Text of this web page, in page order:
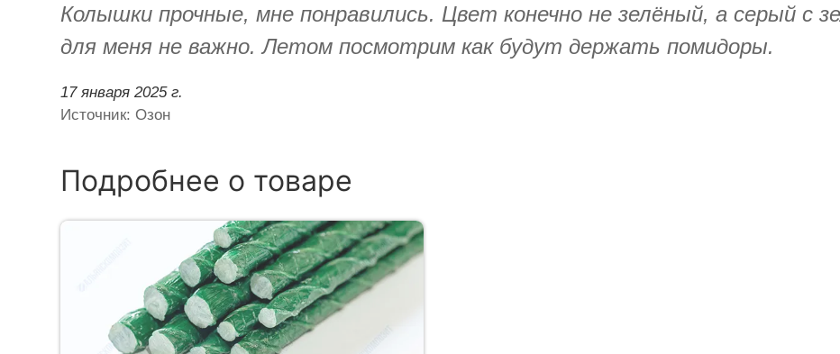
Колышки прочные, мне понравились. Цвет конечно не зелёный, а серый с
для меня не важно. Летом посмотрим как будут держать помидоры.
17 января 2025 г.
Источник: Озон
Подробнее о товаре